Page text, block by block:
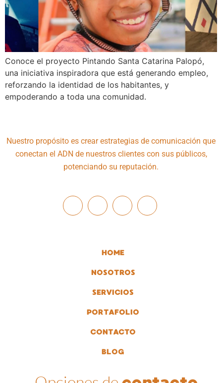
Conoce el proyecto Pintando Santa Catarina Palopó,
una iniciativa inspiradora que está generando empleo,
reforzando la identidad de los habitantes, y
empoderando a toda una comunidad.
Nuestro propósito es crear estrategias de comunicación que
conectan el ADN de nuestros clientes con sus públicos,
potenciando su reputación.
HOME
NOSOTROS
SERVICIOS
PORTAFOLIO
CONTACTO
BLOG